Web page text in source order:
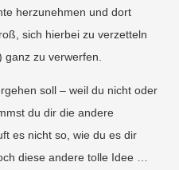
herzunehmen und dort
sich hierbei zu verzetteln
zu verwerfen.
soll – weil du nicht oder
du dir die andere
es nicht so, wie du es dir
diese andere tolle Idee …